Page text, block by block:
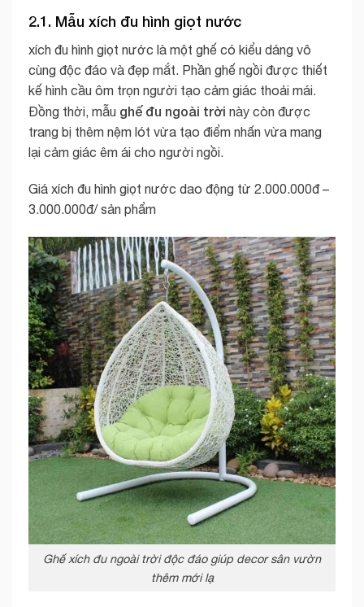
2.1. Mẫu xích đu hình giọt nước
xích đu hình giọt nước là một ghế có kiểu dáng vô
cùng độc đáo và đẹp mắt. Phần ghế ngồi được thiết
kế hình cầu ôm trọn người tạo cảm giác thoải mái.
Đồng thời, mẫu ghế đu ngoài trời này còn được
trang bị thêm nệm lót vừa tạo điểm nhấn vừa mang
lại cảm giác êm ái cho người ngồi.
Giá xích đu hình giọt nước dao động từ 2.000.000đ –
3.000.000đ/ sản phẩm
Ghế xích đu ngoài trời độc đáo giúp decor sân vườn
thêm mới lạ